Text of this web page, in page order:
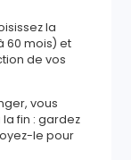
la
60 mois) et
de vos
vous
fin : gardez
le pour